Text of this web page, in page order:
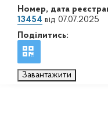
Номер, дата
13454 від 07.07.2025
Поділитись:
Завантажити